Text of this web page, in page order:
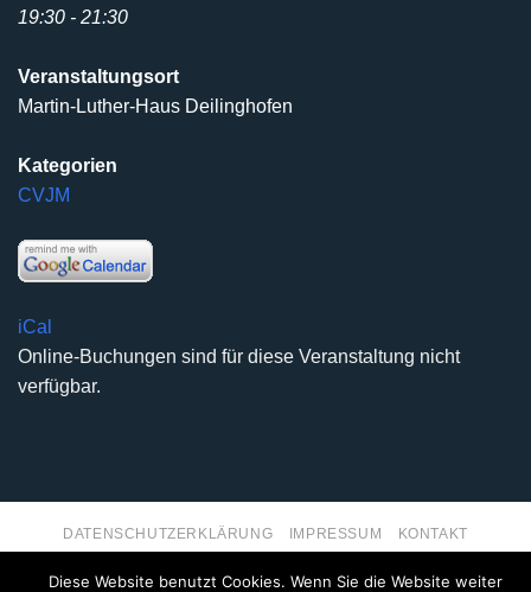
19:30 - 21:30
Veranstaltungsort
Martin-Luther-Haus Deilinghofen
Kategorien
CVJM
iCal
Online-Buchungen sind für diese Veranstaltung nicht
verfügbar.
DATENSCHUTZERKLÄRUNG IMPRESSUM KONTAKT
Diese Website benutzt Cookies. Wenn Sie die Website weiter